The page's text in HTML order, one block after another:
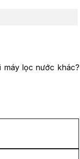
máy lọc nước khác?